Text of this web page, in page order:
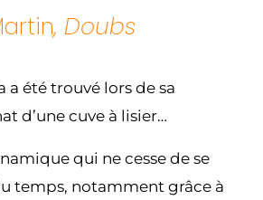
, Doubs
a été trouvé lors de sa
d’une cuve à lisier…
qui ne cesse de se
temps, notamment grâce à